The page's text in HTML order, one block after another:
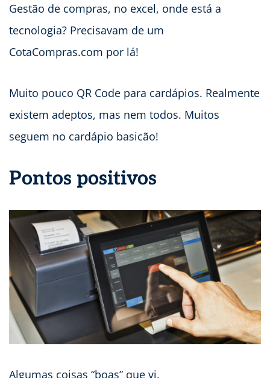
Gestão de compras, no excel, onde está a
tecnologia? Precisavam de um
CotaCompras.com por lá!
Muito pouco QR Code para cardápios. Realmente
existem adeptos, mas nem todos. Muitos
seguem no cardápio basicão!
Pontos positivos
Algumas coisas “boas” que vi.